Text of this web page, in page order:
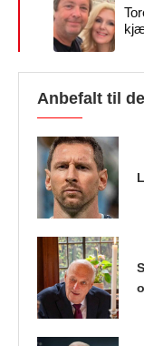
Anbefalt til